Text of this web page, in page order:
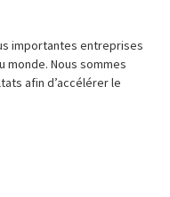
importantes entreprises
monde. Nous sommes
afin d’accélérer le